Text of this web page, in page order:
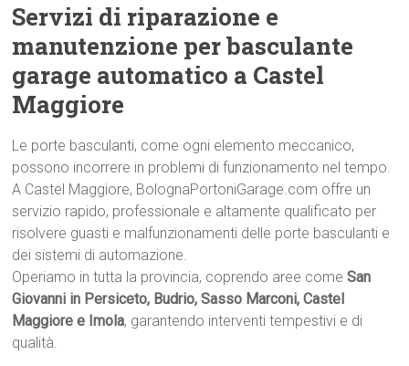
Servizi di riparazione e
manutenzione per basculante
garage automatico a Castel
Maggiore
Le porte basculanti, come ogni elemento meccanico,
possono incorrere in problemi di funzionamento nel tempo.
A Castel Maggiore, BolognaPortoniGarage.com offre un
servizio rapido, professionale e altamente qualificato per
risolvere guasti e malfunzionamenti delle porte basculanti e
dei sistemi di automazione.
Operiamo in tutta la provincia, coprendo aree comeSan
Giovanni in Persiceto, Budrio, Sasso Marconi, Castel
Maggiore e Imola, garantendo interventi tempestivi e di
qualità.